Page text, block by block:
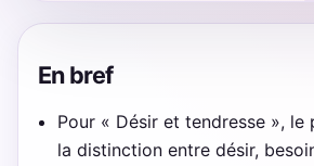
En bref
Pour « Désir et tendresse »,
la distinction entre désir,